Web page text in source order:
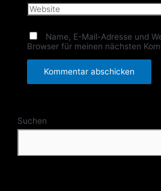
Website
Name, E-Mail-Adresse und
Browser für meinen nächsten
Suchen